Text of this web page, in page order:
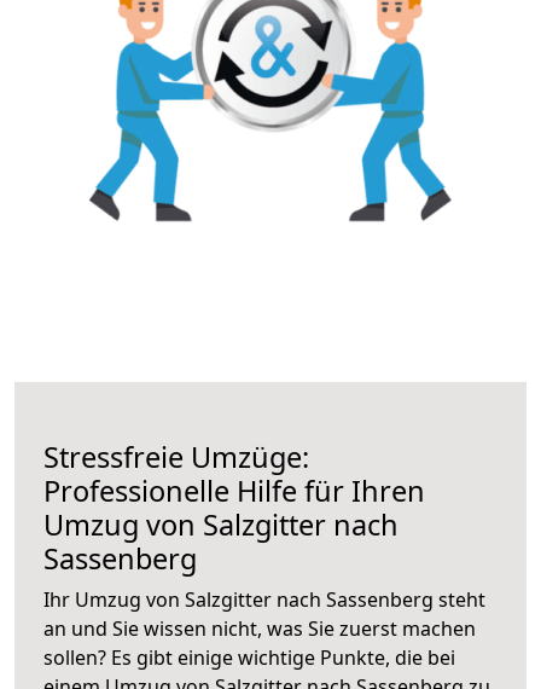
Stressfreie Umzüge:
Professionelle Hilfe für Ihren
Umzug von Salzgitter nach
Sassenberg
Ihr Umzug von Salzgitter nach Sassenberg steht
an und Sie wissen nicht, was Sie zuerst machen
sollen? Es gibt einige wichtige Punkte, die bei